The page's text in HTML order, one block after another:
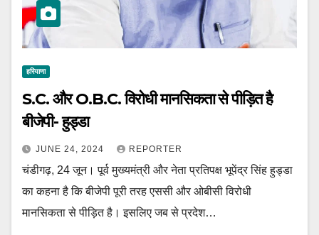
हरियाणा
S.C. और O.B.C. विरोधी मानसिकता से पीड़ित है
बीजेपी- हुड्डा
JUNE 24, 2024 REPORTER
चंडीगढ़, 24 जून। पूर्व मुख्यमंत्री और नेता प्रतिपक्ष भूपेंद्र सिंह हुड्डा
का कहना है कि बीजेपी पूरी तरह एससी और ओबीसी विरोधी
मानसिकता से पीड़ित है। इसलिए जब से प्रदेश…